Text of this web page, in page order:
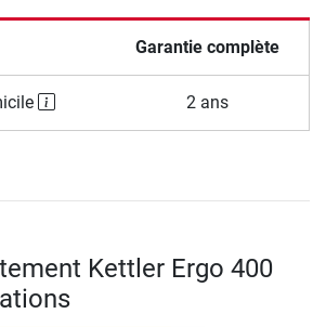
Garantie complète
2 ans
Kettler Ergo 400